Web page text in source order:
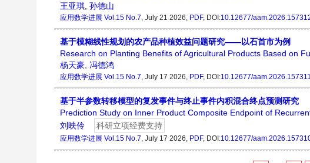
王亚琪 孙德山
应用数学进展 Vol.15 No.7 , July 21 2026, PDF, DOI:10.12677/
基于模糊线性规划的农产品种植效益问题研究——以石首市为例
Research on Planting Benefits of Agricultural Products Based on
杨天豪 冯德鸿
应用数学进展 Vol.15 No.7 , July 17 2026, PDF, DOI:10.12677/aam.2026.157311
基于半参数转移模型的复发事件与终止事件内积混合终点预测研究
Prediction Study on Inner Product Composite Endpoint of
刘映伶
科研立项经费支持
应用数学进展 Vol.15 No.7 , July 17 2026, PDF, DOI:10.12677/